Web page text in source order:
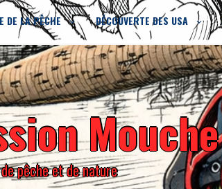
DE LA PÊCHE DÉCOUVERTE DES USA
Mouche
pêche et de nature